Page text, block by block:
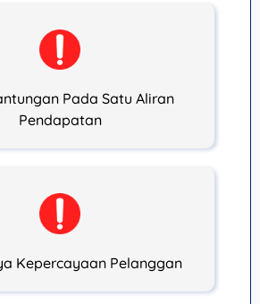
Pada Satu Aliran
Pendapatan
Kepercayaan Pelanggan